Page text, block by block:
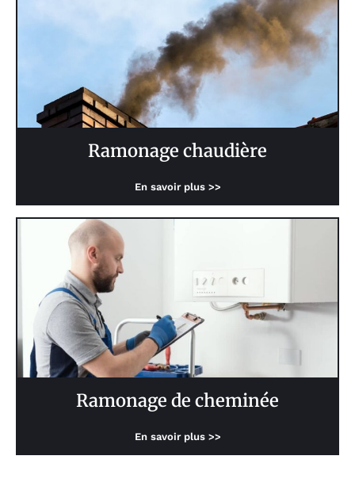
Ramonage chaudière
En savoir plus >>
Ramonage de cheminée
En savoir plus >>